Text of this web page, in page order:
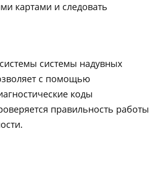
картами и следовать
системы надувных
с помощью
коды
правильность работы